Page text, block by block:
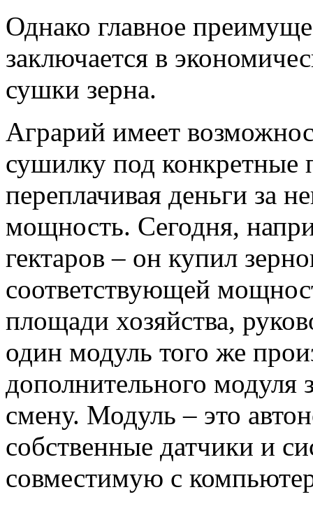
Однако главное
заключается в
сушки зерна.
Аграрий имеет
сушилку под конкретные
переплачивая деньги за
мощность. Сегодня,
гектаров – он купил
соответствующей
площади хозяйства,
один модуль того же
дополнительного модуля
смену. Модуль – это
собственные датчики и
совместимую с